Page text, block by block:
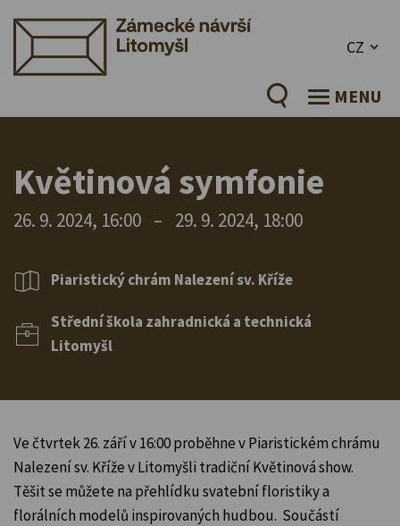
CZ
MENU
Květinová symfonie
26. 9. 2024, 16:00 – 29. 9. 2024, 18:00
Piaristický chrám Nalezení sv. Kříže
Střední škola zahradnická a technická
Litomyšl
Ve čtvrtek 26. září v 16:00 proběhne v Piaristickém chrámu
Nalezení sv. Kříže v Litomyšli tradiční Květinová show.
Těšit se můžete na přehlídku svatební floristiky a
florálních modelů inspirovaných hudbou. Součástí